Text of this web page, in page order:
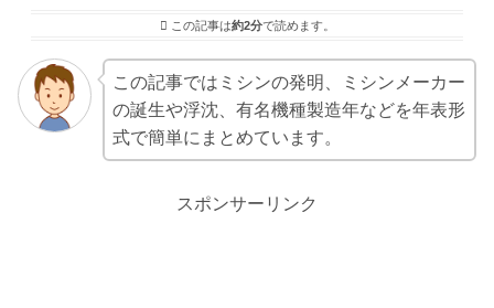
この記事は約2分で読めます。
この記事ではミシンの発明、ミシンメーカー
の誕生や浮沈、有名機種製造年などを年表形
式で簡単にまとめています。
スポンサーリンク